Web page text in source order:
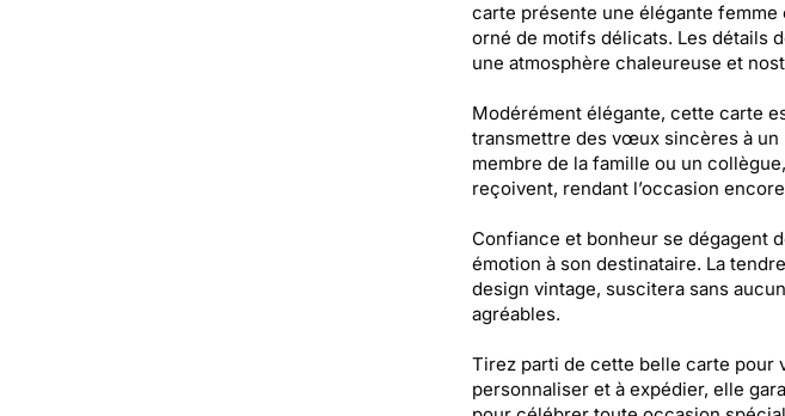
carte présente une élégante
orné de motifs délicats. Les détails
une atmosphère chaleureuse et
Modérément élégante, cette carte
transmettre des vœux sincères à un
membre de la famille ou un
reçoivent, rendant l’occasion
Confiance et bonheur se dégagent
émotion à son destinataire. La
design vintage, suscitera sans
agréables.
Tirez parti de cette belle carte pour
personnaliser et à expédier, elle